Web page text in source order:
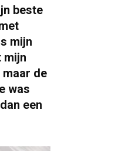
beste
mijn
mijn
maar de
was
een